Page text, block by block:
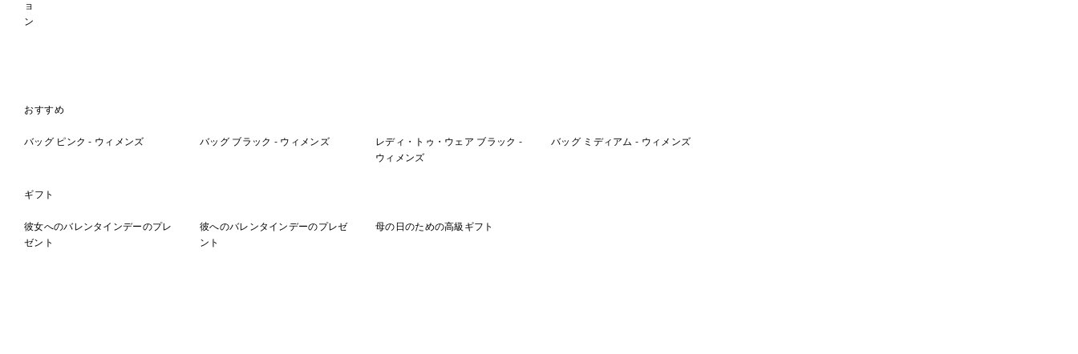
ョ
ン
おすすめ
バッグ ピンク - ウィメンズ バッグ ブラック - ウィメンズ
レディ・トゥ・ウェア ブラック -
ウィメンズ
バッグ ミディアム - ウィメンズ
ギフト
彼女へのバレンタインデーのプレ
ゼント
彼へのバレンタインデーのプレゼ
ント
母の日のための高級ギフト